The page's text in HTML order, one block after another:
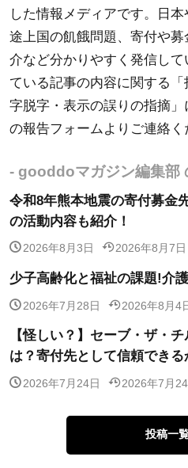
した情報メディアです。日
途上国の飢餓問題、寄付や
介など分かりやすく発信し
ている記事の内容に関する
字脱字・表示の誤りの指摘」
の報告フォームよりご連絡く
- gooddoマガジン編集部
令和8年熊本地震の寄付募金
の活動内容も紹介！
2026年8月3日 2026年8月7日
少子高齢化と福祉の課題!介
2026年7月28日 2026年8月4
【怪しい？】セーブ・ザ・
は？寄付先として信頼でき
2026年7月24日 2026年7月
投稿一